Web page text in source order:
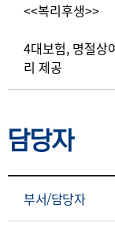
<<복리후생>>
4대보험, 명절상
리 제공
담당자
부서/담당자